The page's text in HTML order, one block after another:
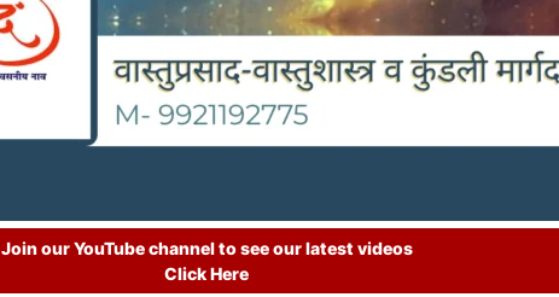
Join our YouTube channel to see our latest videos
Click Here